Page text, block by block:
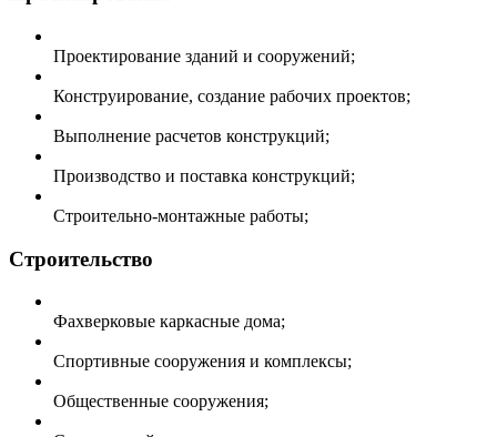
Проектирование зданий и сооружений;
Конструирование, создание рабочих проектов;
Выполнение расчетов конструкций;
Производство и поставка конструкций;
Строительно-монтажные работы;
Строительство
Фахверковые каркасные дома;
Спортивные сооружения и комплексы;
Общественные сооружения;